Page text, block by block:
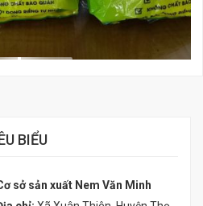
BIỂU
sở sản xuất Nem Văn Minh